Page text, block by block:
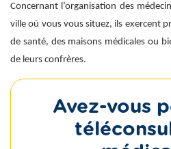
Concernant l’organisation des
ville où vous vous situez, ils exercent
de santé, des maisons médicales ou
de leurs confrères.
Avez-vous